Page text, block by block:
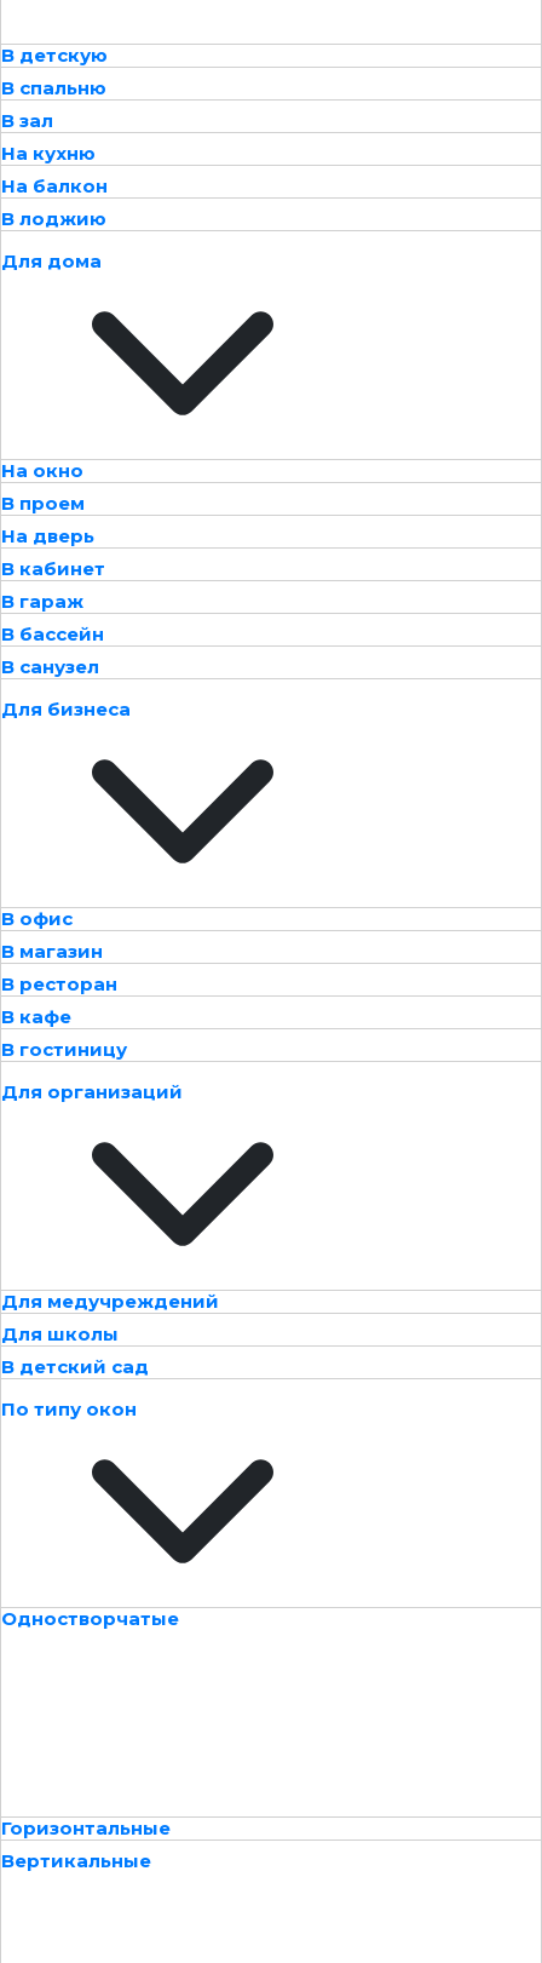
В детскую
В спальню
В зал
На кухню
На балкон
В лоджию
Для дома
На окно
В проем
На дверь
В кабинет
В гараж
В бассейн
В санузел
Для бизнеса
В офис
В магазин
В ресторан
В кафе
В гостиницу
Для организаций
Для медучреждений
Для школы
В детский сад
По типу окон
Одностворчатые
Горизонтальные
Вертикальные